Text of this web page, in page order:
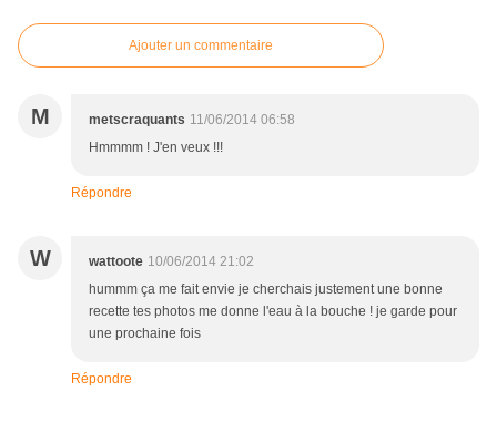
Ajouter un commentaire
M metscraquants 11/06/2014 06:58
Hmmmm ! J'en veux !!!
Répondre
W wattoote 10/06/2014 21:02
hummm ça me fait envie je cherchais justement une bonne
recette tes photos me donne l'eau à la bouche ! je garde pour
une prochaine fois
Répondre